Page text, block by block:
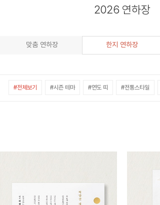
2026 연하장
맞춤 연하장 한지 연하장
#전체보기 #시즌 테마 #연도 띠 #전통스타일